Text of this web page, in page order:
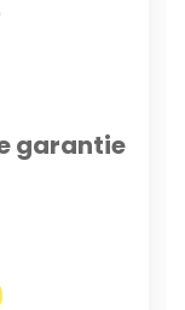
garantie